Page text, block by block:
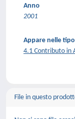
Anno
2001
Appare nelle
4.1 Contributo in
File in questo